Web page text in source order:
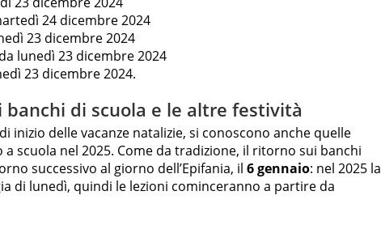
24 dicembre 2024
23 dicembre 2024
lunedì 23 dicembre 2024
23 dicembre 2024.
banchi di scuola e le altre festività
inizio delle vacanze natalizie, si conoscono anche quelle
scuola nel 2025. Come da tradizione, il ritorno sui banchi
successivo al giorno dell’Epifania, il 6 gennaio: nel 2025 la
di lunedì, quindi le lezioni cominceranno a partire da